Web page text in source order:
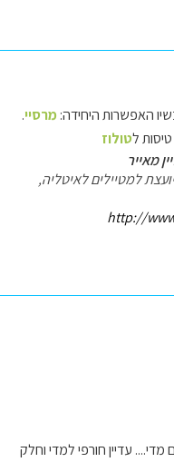
האפשרות היחידה:מרסיי.
לטולוז
מאייר
למטיילים לאיטליה,
http://
עדיין חורפי למדי וחלק